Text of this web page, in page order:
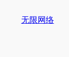
无限网络